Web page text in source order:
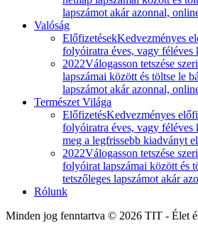
lapszámot akár azonnal,
Valóság
ElőfizetésekKedvezményes
folyóiratra éves, vagy féléves
2022Válogasson tetszése
lapszámai között és töltse le
lapszámot akár azonnal,
Természet Világa
ElőfizetésKedvezményes
folyóiratra éves, vagy féléves
meg a legfrissebb kiadványt
2022Válogasson tetszése
folyóirat lapszámai között és
tetszőleges lapszámot akár
Rólunk
Minden jog fenntartva © 2026 TIT - Élet